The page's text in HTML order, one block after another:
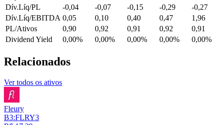
Dív.Líq/PL
-0,04 -0,07 -0,15 -0,29
-0,27
Dív.Líq/EBITDA 0,05 0,10 0,40 0,47
1,96
PL/Ativos
0,90 0,92 0,91 0,92
0,91
Dividend Yield
0,00% 0,00% 0,00% 0,00% 0,00%
Relacionados
Ver todos os ativos
Fleury
B3:FLRY3